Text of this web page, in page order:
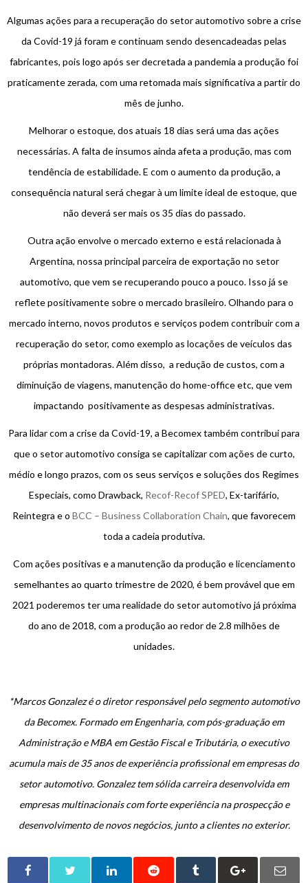
Algumas ações para a recuperação do setor automotivo sobre a crise
da Covid-19 já foram e continuam sendo desencadeadas pelas
fabricantes, pois logo após ser decretada a pandemia a produção foi
praticamente zerada, com uma retomada mais significativa a partir do
mês de junho.
Melhorar o estoque, dos atuais 18 dias será uma das ações
necessárias. A falta de insumos ainda afeta a produção, mas com
tendência de estabilidade. E com o aumento da produção, a
consequência natural será chegar à um limite ideal de estoque, que
não deverá ser mais os 35 dias do passado.
Outra ação envolve o mercado externo e está relacionada à
Argentina, nossa principal parceira de exportação no setor
automotivo, que vem se recuperando pouco a pouco. Isso já se
reflete positivamente sobre o mercado brasileiro. Olhando para o
mercado interno, novos produtos e serviços podem contribuir com a
recuperação do setor, como exemplo as locações de veículos das
próprias montadoras. Além disso, a redução de custos, com a
diminuição de viagens, manutenção do home-office etc, que vem
impactando positivamente as despesas administrativas.
Para lidar com a crise da Covid-19, a Becomex também contribui para
que o setor automotivo consiga se capitalizar com ações de curto,
médio e longo prazos, com os seus serviços e soluções dos Regimes
Especiais, como Drawback, Recof-Recof SPED, Ex-tarifário,
Reintegra e o BCC – Business Collaboration Chain, que favorecem
toda a cadeia produtiva.
Com ações positivas e a manutenção da produção e licenciamento
semelhantes ao quarto trimestre de 2020, é bem provável que em
2021 poderemos ter uma realidade do setor automotivo já próxima
do ano de 2018, com a produção ao redor de 2.8 milhões de
unidades.
*Marcos Gonzalez é o diretor responsável pelo segmento automotivo
da Becomex. Formado em Engenharia, com pós-graduação em
Administração e MBA em Gestão Fiscal e Tributária, o executivo
acumula mais de 35 anos de experiência profissional em empresas do
setor automotivo. Gonzalez tem sólida carreira desenvolvida em
empresas multinacionais com forte experiência na prospecção e
desenvolvimento de novos negócios, junto a clientes no exterior.